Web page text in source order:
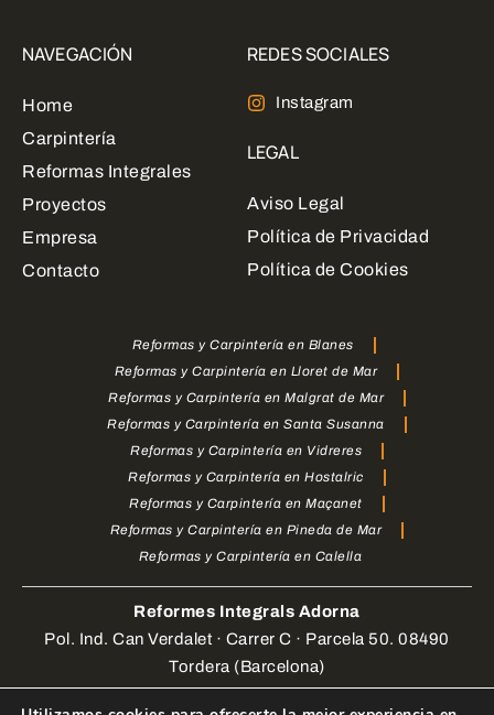
NAVEGACIÓN
Home
Carpintería
Reformas Integrales
Proyectos
Empresa
Contacto
REDES SOCIALES
Instagram
LEGAL
Aviso Legal
Política de Privacidad
Política de Cookies
Reformas y Carpintería en Blanes
Reformas y Carpintería en Lloret de Mar
Reformas y Carpintería en Malgrat de Mar
Reformas y Carpintería en Santa Susanna
Reformas y Carpintería en Vidreres
Reformas y Carpintería en Hostalric
Reformas y Carpintería en Maçanet
Reformas y Carpintería en Pineda de Mar
Reformas y Carpintería en Calella
Reformes Integrals Adorna
Pol. Ind. Can Verdalet · Carrer C · Parcela 50. 08490
Tordera (Barcelona)